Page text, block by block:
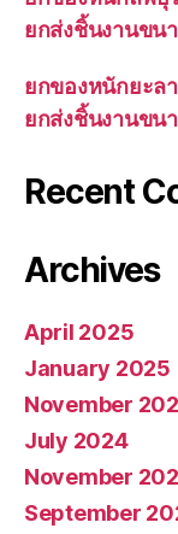
ยกส่งชิ้นงานขน
ยกของหนักยะล
ยกส่งชิ้นงานขน
Recent
Archives
April 2025
January 2025
November
July 2024
November
September